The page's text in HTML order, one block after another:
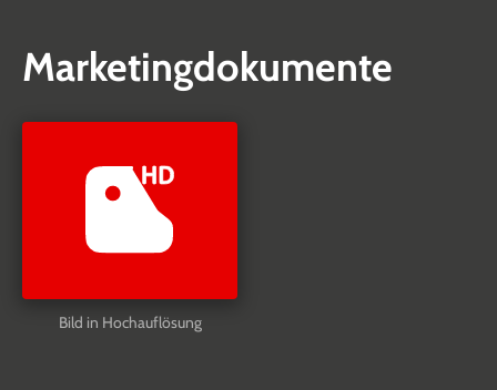
Marketingdokumente
Bild in Hochauflösung